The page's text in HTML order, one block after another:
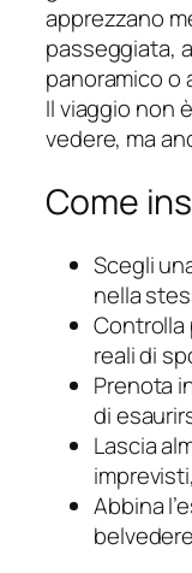
apprezzano
passeggiata,
panoramico o
Il viaggio non
vedere, ma
Come
Scegli
nella
Controlla
reali di
Prenota
di
Lascia
Abbina